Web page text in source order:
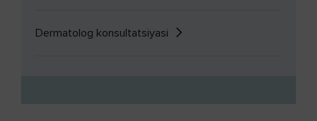
Dermatolog konsultatsiyasi